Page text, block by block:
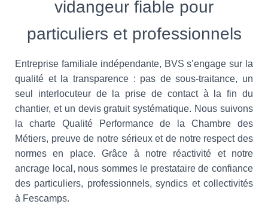
vidangeur fiable pour
particuliers et professionnels
Entreprise familiale indépendante, BVS s’engage sur la
qualité et la transparence : pas de sous-traitance, un
seul interlocuteur de la prise de contact à la fin du
chantier, et un devis gratuit systématique. Nous suivons
la charte Qualité Performance de la Chambre des
Métiers, preuve de notre sérieux et de notre respect des
normes en place. Grâce à notre réactivité et notre
ancrage local, nous sommes le prestataire de confiance
des particuliers, professionnels, syndics et collectivités
à Fescamps.